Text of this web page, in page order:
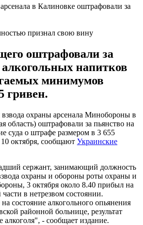
признал свою вину
оштрафовали за
алкогольных напитков
минимумов
гривен.
охраны арсенала Минобороны в
область) оштрафовали за пьянство на
суда о штрафе размером в 3 655
октября, сообщают Украинские
сержант, занимающий должность
охраны и обороны роты охраны и
3 октября около 8.40 прибыл на
в нетрезвом состоянии.
состояние алкогольного опьянения
районной больнице, результат
алкоголя", - сообщает издание.